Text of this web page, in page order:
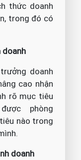
thức doanh
trong đó có
doanh
doanh
cao nhận
rõ mục tiêu
phòng
nào trong
doanh